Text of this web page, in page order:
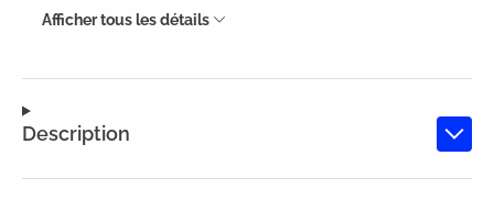
Description
Afficher tous les détails